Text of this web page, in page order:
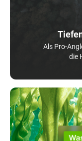
Als Pro-
die